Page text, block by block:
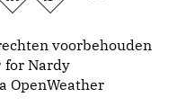
voorbehouden
for Nardy
OpenWeather